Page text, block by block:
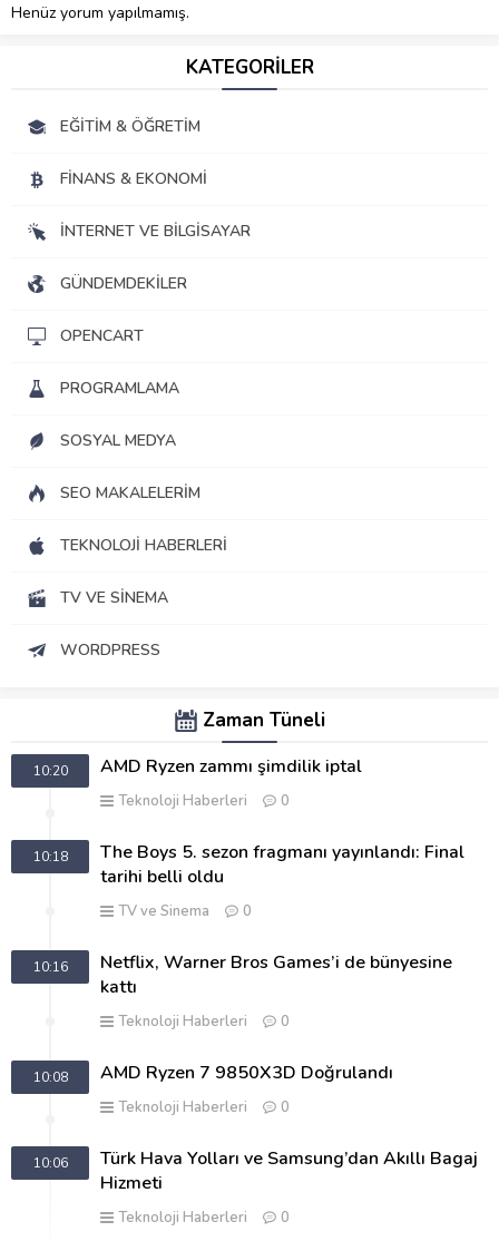
Henüz yorum yapılmamış.
KATEGORİLER
EĞITIM & ÖĞRETIM
FINANS & EKONOMI
İNTERNET VE BILGISAYAR
GÜNDEMDEKILER
OPENCART
PROGRAMLAMA
SOSYAL MEDYA
SEO MAKALELERIM
TEKNOLOJI HABERLERI
TV VE SINEMA
WORDPRESS
Zaman Tüneli
10:20 AMD Ryzen zammı şimdilik iptal
Teknoloji Haberleri 0
10:18
The Boys 5. sezon fragmanı yayınlandı: Final
tarihi belli oldu
TV ve Sinema 0
10:16
Netflix, Warner Bros Games’i de bünyesine
kattı
Teknoloji Haberleri 0
10:08 AMD Ryzen 7 9850X3D Doğrulandı
Teknoloji Haberleri 0
10:06
Türk Hava Yolları ve Samsung’dan Akıllı Bagaj
Hizmeti
Teknoloji Haberleri 0